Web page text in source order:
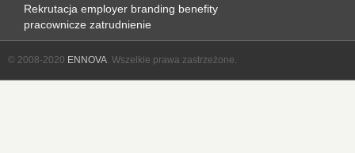
Rekrutacja employer branding benefity
pracownicze zatrudnienie
© 2008-2020 ENNOVA. Wszelkie prawa zastrzeżone.